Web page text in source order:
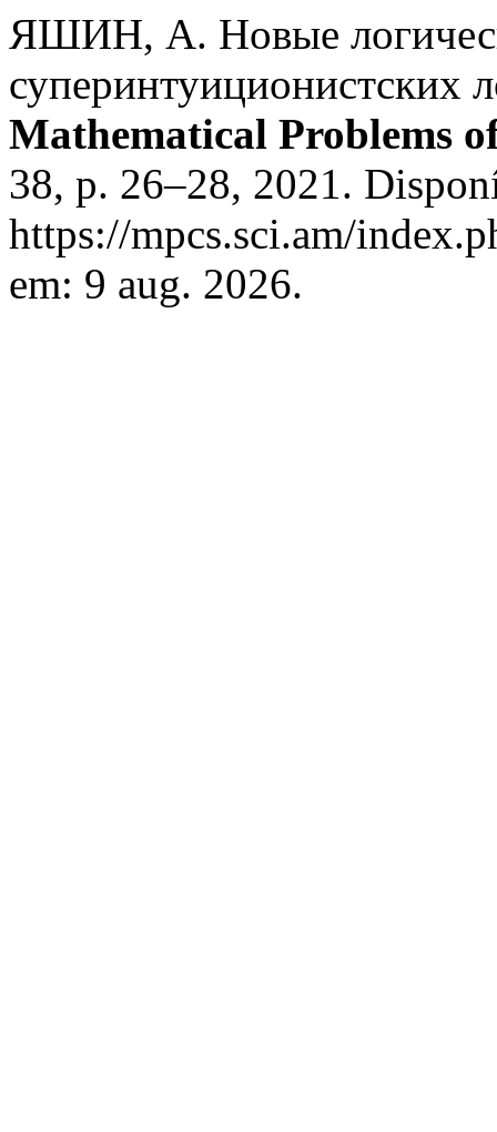
ЯШИН, А. Новые
суперинтуиционистских
Mathematical Problems
38, p. 26–28, 2021.
https://mpcs.sci.am/
em: 9 aug. 2026.